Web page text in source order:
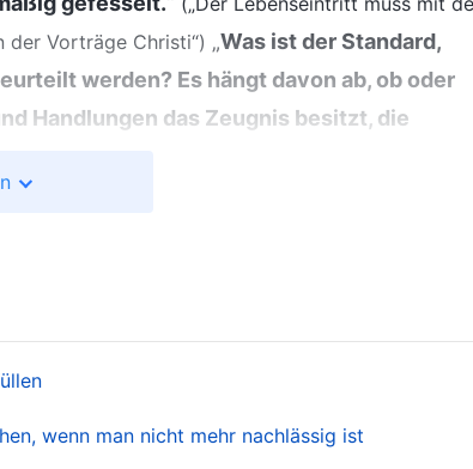
der Vorträge Christi“) „Was ist der Standard,
werden? Es hängt davon ab, ob oder
Handlungen das Zeugnis besitzt, die
zweifellos ein Übeltäter. Wie sieht Gott
Stattdessen beschämen sie Gott und sind
schämt. Du bezeugst Gott nicht, wendest
und Verpflichtungen gegenüber Gott
Was bedeutet ‚um deiner selbst willen‘?
mir, ihr Übeltäter!‘ In Gottes Augen hast
wenn man nicht mehr nachlässig ist